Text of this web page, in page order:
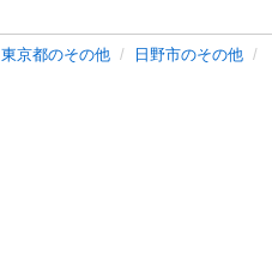
東京都のその他 日野市のその他